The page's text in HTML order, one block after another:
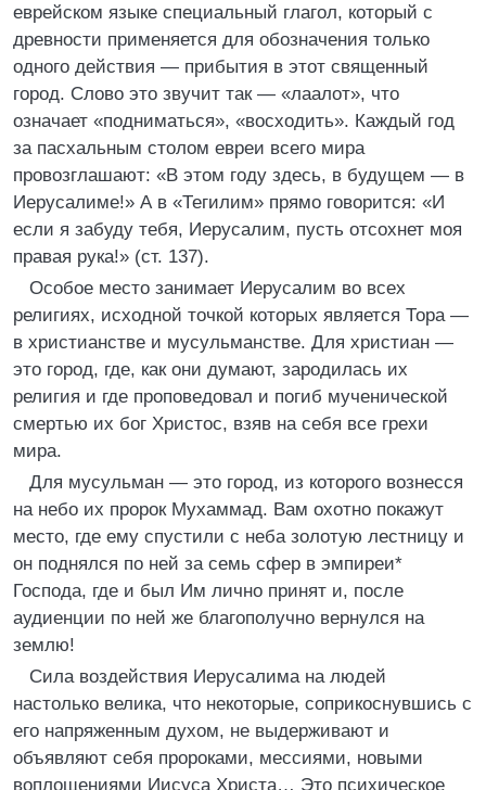
еврейском языке специальный глагол, который с
древности применяется для обозначения только
одного действия — прибытия в этот священный
город. Слово это звучит так — «лаалот», что
означает «подниматься», «восходить». Каждый год
за пасхальным столом евреи всего мира
провозглашают: «В этом году здесь, в будущем — в
Иерусалиме!» А в «Тегилим» прямо говорится: «И
если я забуду тебя, Иерусалим, пусть отсохнет моя
правая рука!» (ст. 137).
Особое место занимает Иерусалим во всех
религиях, исходной точкой которых является Тора —
в христианстве и мусульманстве. Для христиан —
это город, где, как они думают, зародилась их
религия и где проповедовал и погиб мученической
смертью их бог Христос, взяв на себя все грехи
мира.
Для мусульман — это город, из которого вознесся
на небо их пророк Мухаммад. Вам охотно покажут
место, где ему спустили с неба золотую лестницу и
он поднялся по ней за семь сфер в эмпиреи*
Господа, где и был Им лично принят и, после
аудиенции по ней же благополучно вернулся на
землю!
Сила воздействия Иерусалима на людей
настолько велика, что некоторые, соприкоснувшись с
его напряженным духом, не выдерживают и
объявляют себя пророками, мессиями, новыми
воплощениями Иисуса Христа… Это психическое